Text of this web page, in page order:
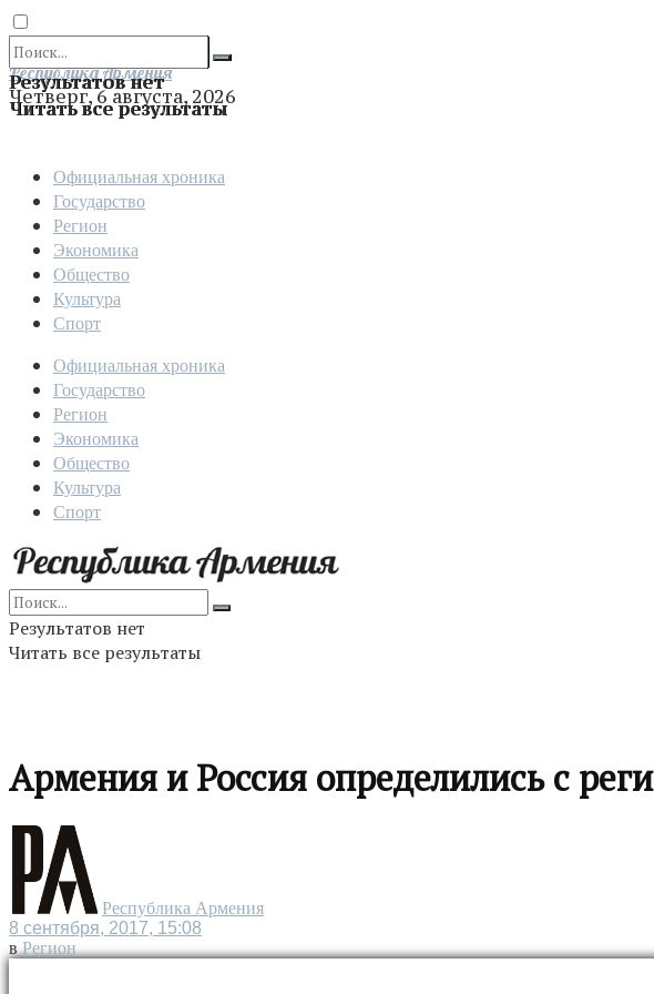
Результатов нет
Читать все результаты
Отправить
Республика Армения
Четверг, 6 августа, 2026
Официальная хроника
Государство
Регион
Экономика
Общество
Культура
Спорт
Официальная хроника
Государство
Регион
Экономика
Общество
Культура
Спорт
Результатов нет
Читать все результаты
Армения и Россия определились с
Республика Армения
8 сентября, 2017, 15:08
в Регион